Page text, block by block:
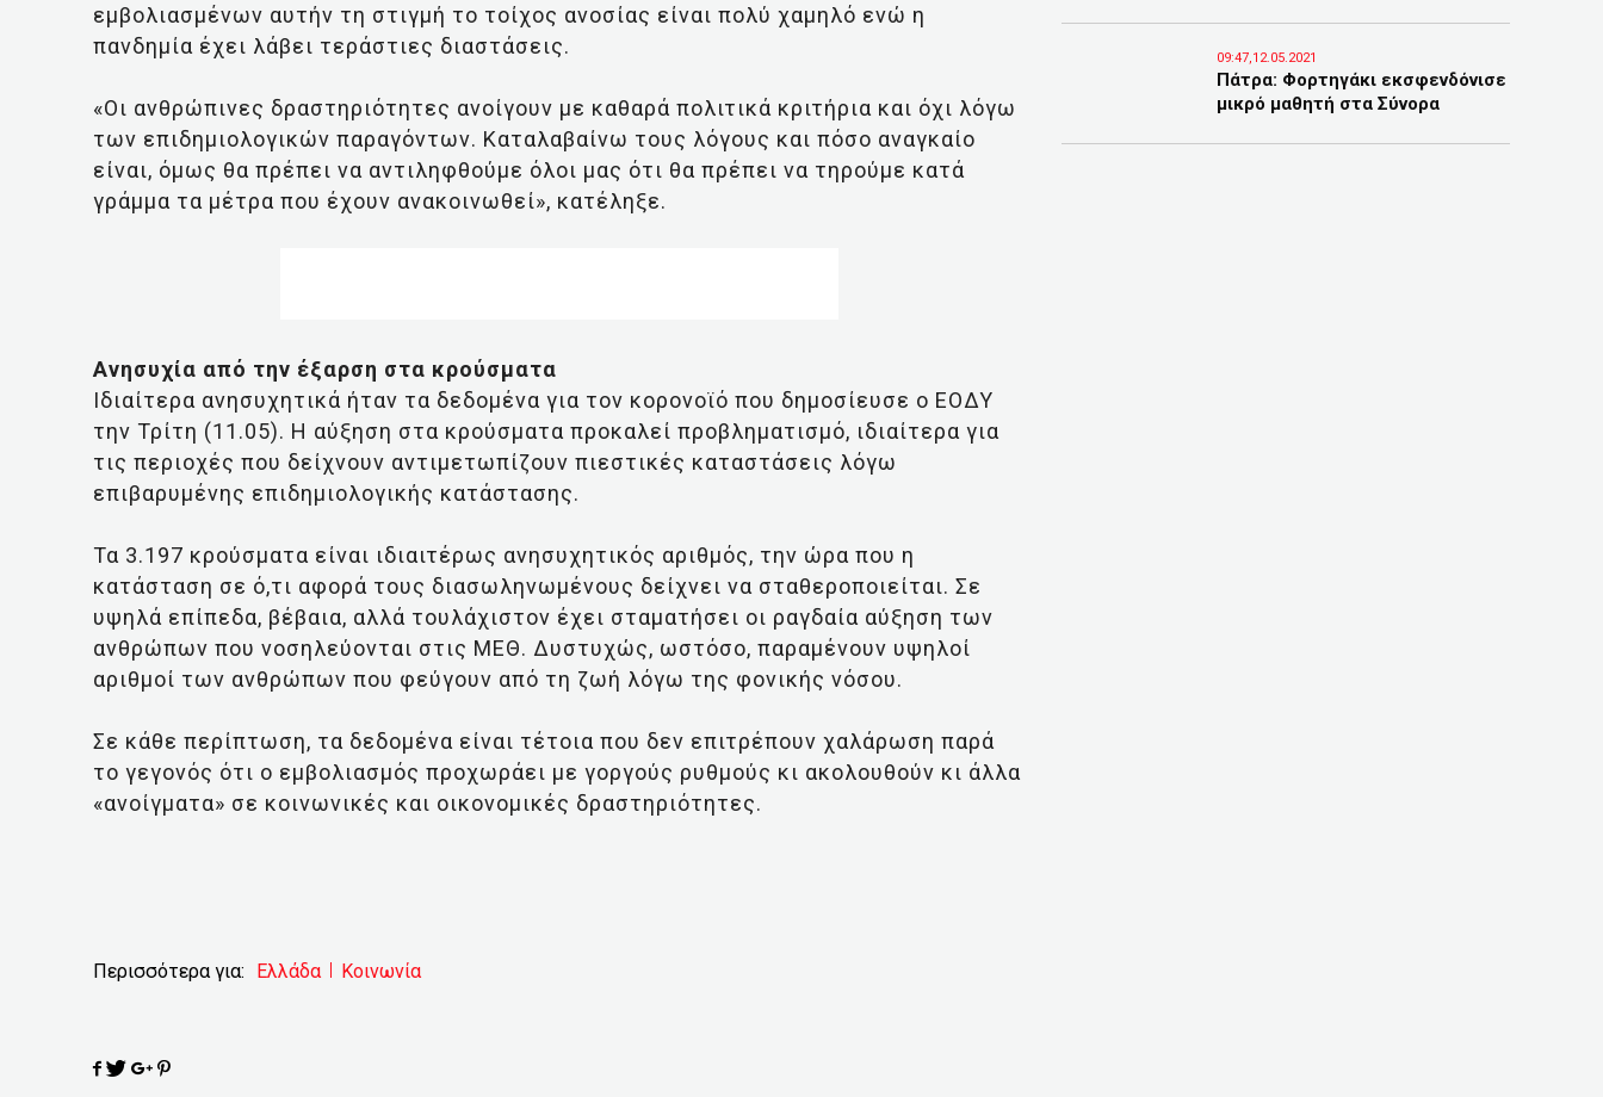
εμβολιασμένων αυτήν τη στιγμή το τοίχος ανοσίας είναι πολύ χαμηλό ενώ η
πανδημία έχει λάβει τεράστιες διαστάσεις.
«Οι ανθρώπινες δραστηριότητες ανοίγουν με καθαρά πολιτικά κριτήρια και όχι λόγω
των επιδημιολογικών παραγόντων. Καταλαβαίνω τους λόγους και πόσο αναγκαίο
είναι, όμως θα πρέπει να αντιληφθούμε όλοι μας ότι θα πρέπει να τηρούμε κατά
γράμμα τα μέτρα που έχουν ανακοινωθεί», κατέληξε.
Ανησυχία από την έξαρση στα κρούσματα
Ιδιαίτερα ανησυχητικά ήταν τα δεδομένα για τον κορονοϊό που δημοσίευσε ο ΕΟΔΥ
την Τρίτη (11.05). Η αύξηση στα κρούσματα προκαλεί προβληματισμό, ιδιαίτερα για
τις περιοχές που δείχνουν αντιμετωπίζουν πιεστικές καταστάσεις λόγω
επιβαρυμένης επιδημιολογικής κατάστασης.
Τα 3.197 κρούσματα είναι ιδιαιτέρως ανησυχητικός αριθμός, την ώρα που η
κατάσταση σε ό,τι αφορά τους διασωληνωμένους δείχνει να σταθεροποιείται. Σε
υψηλά επίπεδα, βέβαια, αλλά τουλάχιστον έχει σταματήσει οι ραγδαία αύξηση των
ανθρώπων που νοσηλεύονται στις ΜΕΘ. Δυστυχώς, ωστόσο, παραμένουν υψηλοί
αριθμοί των ανθρώπων που φεύγουν από τη ζωή λόγω της φονικής νόσου.
Σε κάθε περίπτωση, τα δεδομένα είναι τέτοια που δεν επιτρέπουν χαλάρωση παρά
το γεγονός ότι ο εμβολιασμός προχωράει με γοργούς ρυθμούς κι ακολουθούν κι άλλα
«ανοίγματα» σε κοινωνικές και οικονομικές δραστηριότητες.
Περισσότερα για: Ελλάδα Κοινωνία
09:47,12.05.2021
Πάτρα: Φορτηγάκι εκσφενδόνισε
μικρό μαθητή στα Σύνορα